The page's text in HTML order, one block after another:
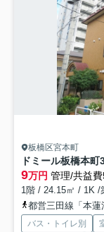
板橋区宮本町
ドミール板橋本町
9万円 管理/共益
1階 / 24.15㎡ / 1K /
都営三田線「本
バス・トイレ別